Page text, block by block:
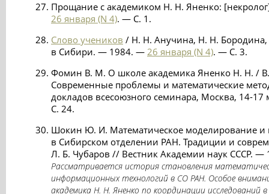
Прощание с академиком Н. Н. Яненко:
26 января (N 4). — С. 1.
Слово учеников / Н. Н. Анучина, Н. Н.
в Сибири. — 1984. — 26 января (N 4). — С. 3.
Фомин В. М. О школе академика Яненко Н. Н. /
Современные проблемы и математические
докладов всесоюзного семинара, Москва, 14-
С. 24.
Шокин Ю. И. Математическое моделирование
в Сибирском отделении РАН. Традиции и
Л. Б. Чубаров // Вестник Академии наук СССР.
Рассматривается история становления
информационных технологий в СО РАН. Особое
академика Н. Н. Яненко по координации исследований